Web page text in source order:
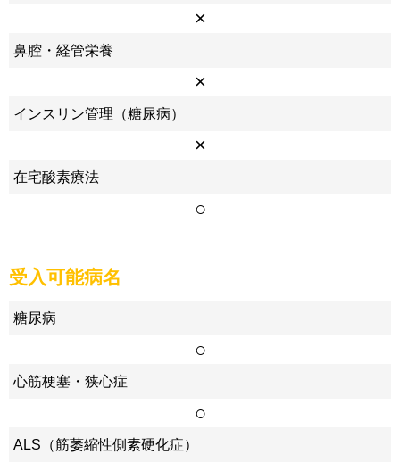
×
鼻腔・経管栄養
×
インスリン管理（糖尿病）
×
在宅酸素療法
○
受入可能病名
糖尿病
○
心筋梗塞・狭心症
○
ALS（筋萎縮性側素硬化症）